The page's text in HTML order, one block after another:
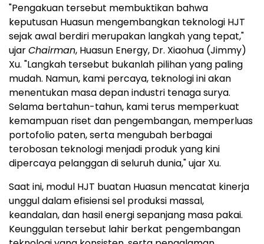
"Pengakuan tersebut membuktikan bahwa
keputusan Huasun mengembangkan teknologi HJT
sejak awal berdiri merupakan langkah yang tepat,"
ujarChairman, Huasun Energy, Dr. Xiaohua (Jimmy)
Xu. "Langkah tersebut bukanlah pilihan yang paling
mudah. Namun, kami percaya, teknologi ini akan
menentukan masa depan industri tenaga surya.
Selama bertahun-tahun, kami terus memperkuat
kemampuan riset dan pengembangan, memperluas
portofolio paten, serta mengubah berbagai
terobosan teknologi menjadi produk yang kini
dipercaya pelanggan di seluruh dunia," ujar Xu.
Saat ini, modul HJT buatan Huasun mencatat kinerja
unggul dalam efisiensi sel produksi massal,
keandalan, dan hasil energi sepanjang masa pakai.
Keunggulan tersebut lahir berkat pengembangan